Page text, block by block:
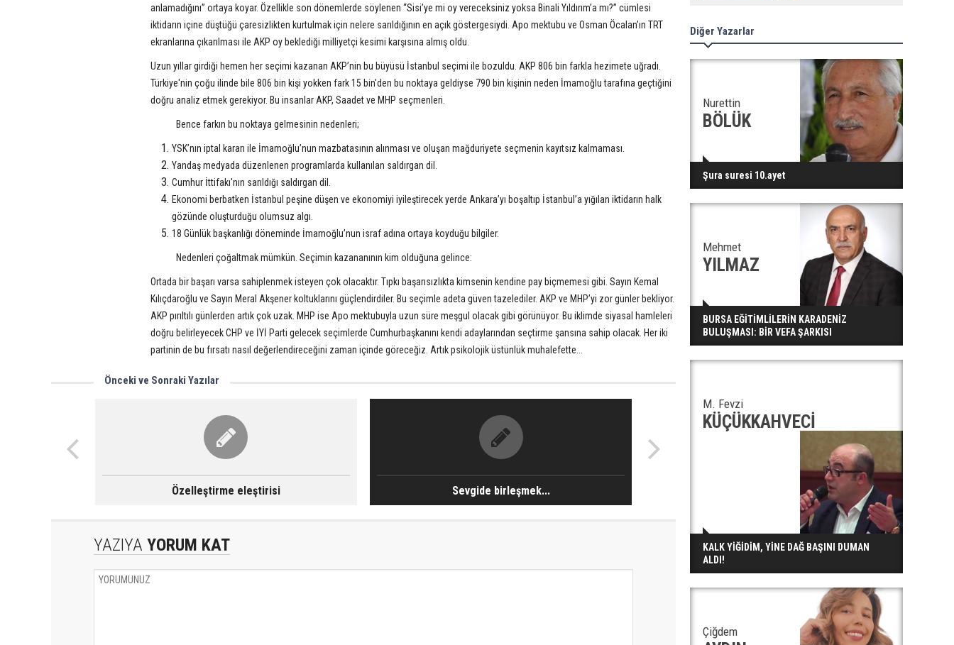
anlamadığını” ortaya koyar. Özellikle son dönemlerde söylenen “Sisi’ye mi oy vereceksiniz yoksa Binali Yıldırım’a mı?” cümlesi
iktidarın içine düştüğü çaresizlikten kurtulmak için nelere sarıldığının en açık göstergesiydi. Apo mektubu ve Osman Öcalan’ın TRT
ekranlarına çıkarılması ile AKP oy beklediği milliyetçi kesimi karşısına almış oldu.
Uzun yıllar girdiği hemen her seçimi kazanan AKP’nin bu büyüsü İstanbul seçimi ile bozuldu. AKP 806 bin farkla hezimete uğradı.
Türkiye'nin çoğu ilinde bile 806 bin kişi yokken fark 15 bin'den bu noktaya geldiyse 790 bin kişinin neden İmamoğlu tarafına geçtiğini
doğru analiz etmek gerekiyor. Bu insanlar AKP, Saadet ve MHP seçmenleri.
Bence farkın bu noktaya gelmesinin nedenleri;
YSK’nın iptal kararı ile İmamoğlu’nun mazbatasının alınması ve oluşan mağduriyete seçmenin kayıtsız kalmaması.
Yandaş medyada düzenlenen programlarda kullanılan saldırgan dil.
Cumhur İttifakı'nın sarıldığı saldırgan dil.
Ekonomi berbatken İstanbul peşine düşen ve ekonomiyi iyileştirecek yerde Ankara’yı boşaltıp İstanbul’a yığılan iktidarın halk
gözünde oluşturduğu olumsuz algı.
18 Günlük başkanlığı döneminde İmamoğlu’nun israf adına ortaya koyduğu bilgiler.
Nedenleri çoğaltmak mümkün. Seçimin kazananının kim olduğuna gelince:
Ortada bir başarı varsa sahiplenmek isteyen çok olacaktır. Tıpkı başarısızlıkta kimsenin kendine pay biçmemesi gibi. Sayın Kemal
Kılıçdaroğlu ve Sayın Meral Akşener koltuklarını güçlendirdiler. Bu seçimle adeta güven tazelediler. AKP ve MHP’yi zor günler bekliyor.
AKP pırıltılı günlerden artık çok uzak. MHP ise Apo mektubuyla uzun süre meşgul olacak gibi görünüyor. Bu iklimde siyasal hamleleri
doğru belirleyecek CHP ve İYİ Parti gelecek seçimlerde Cumhurbaşkanını kendi adaylarından seçtirme şansına sahip olacak. Her iki
partinin de bu fırsatı nasıl değerlendireceğini zaman içinde göreceğiz. Artık psikolojik üstünlük muhalefette...
Önceki ve Sonraki Yazılar
Özelleştirme eleştirisi Sevgide birleşmek...
YAZIYA YORUM KAT
Diğer Yazarlar
Nurettin
BÖLÜK
Şura suresi 10.ayet
Mehmet
YILMAZ
BURSA EĞİTİMLİLERİN KARADENİZ
BULUŞMASI: BİR VEFA ŞARKISI
M. Fevzi
KÜÇÜKKAHVECİ
KALK YİĞİDİM, YİNE DAĞ BAŞINI DUMAN
ALDI!
Çiğdem